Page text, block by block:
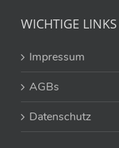
WICHTIGE LINKS
Impressum
AGBs
Datenschutz